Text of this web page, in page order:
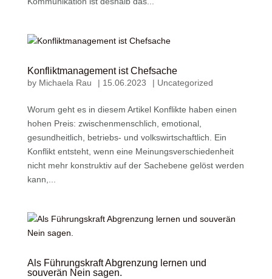
Konfliktmanagement ist Chefsache
by Michaela Rau | 15.06.2023 | Uncategorized
Worum geht es in diesem Artikel Konflikte haben einen
hohen Preis: zwischenmenschlich, emotional,
gesundheitlich, betriebs- und volkswirtschaftlich. Ein
Konflikt entsteht, wenn eine Meinungsverschiedenheit
nicht mehr konstruktiv auf der Sachebene gelöst werden
kann,...
Als Führungskraft Abgrenzung lernen und
souverän Nein sagen.